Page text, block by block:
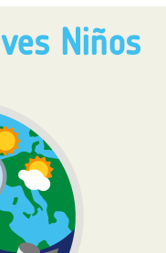
Niños